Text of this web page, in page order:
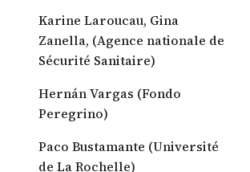
Karine Laroucau, Gina
Zanella, (Agence nationale de
Sécurité Sanitaire)
Hernán Vargas (Fondo
Peregrino)
Paco Bustamante (Université
de La Rochelle)